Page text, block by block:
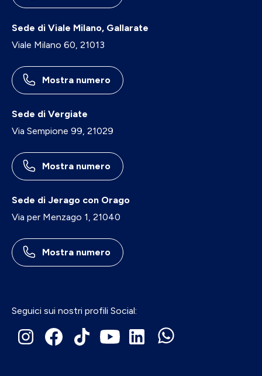
Sede di Viale Milano, Gallarate
Viale Milano 60, 21013
Mostra numero
Sede di Vergiate
Via Sempione 99, 21029
Mostra numero
Sede di Jerago con Orago
Via per Menzago 1, 21040
Mostra numero
Seguici sui nostri profili Social: